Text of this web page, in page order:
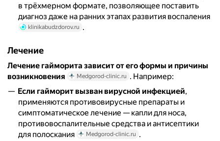
в трёхмерном формате, позволяющее поставить
диагноз даже на ранних этапах развития воспаления
klinikabudzdorov.ru .
Лечение
Лечение гайморита зависит от его формы и причины
возникновения
Medgorod-clinic.ru . Например:
Если гайморит вызван вирусной инфекцией,
применяются противовирусные препараты и
симптоматическое лечение — капли для носа,
противовоспалительные средства и антисептики
для полоскания
Medgorod-clinic.ru .